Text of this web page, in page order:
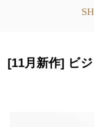
[11月新作] ビ